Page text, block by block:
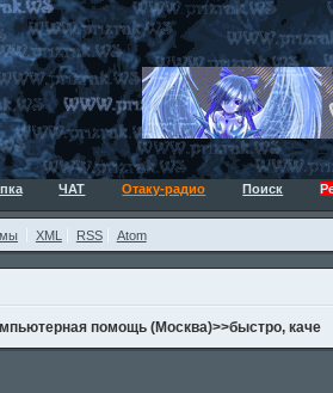
ЧАТ Отаку-радио Поиск
XML RSS Atom
помощь (Москва)>>быстро, каче